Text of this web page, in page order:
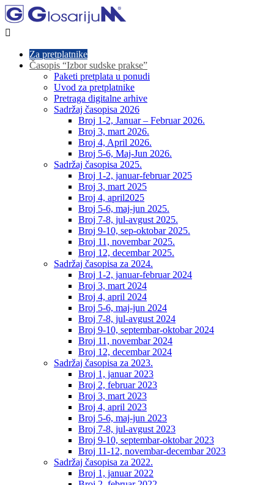

Za pretplatnike
Časopis “Izbor sudske prakse”
Paketi pretplata u ponudi
Uvod za pretplatnike
Pretraga digitalne arhive
Sadržaj časopisa 2026
Broj 1-2, Januar – Februar 2026.
Broj 3, mart 2026.
Broj 4, April 2026.
Broj 5-6, Maj-Jun 2026.
Sadržaj časopisa 2025.
Broj 1-2, januar-februar 2025
Broj 3, mart 2025
Broj 4, april2025
Broj 5-6, maj-jun 2025.
Broj 7-8, jul-avgust 2025.
Broj 9-10, sep-oktobar 2025.
Broj 11, novembar 2025.
Broj 12, decembar 2025.
Sadržaj časopisa za 2024.
Broj 1-2, januar-februar 2024
Broj 3, mart 2024
Broj 4, april 2024
Broj 5-6, maj-jun 2024
Broj 7-8, jul-avgust 2024
Broj 9-10, septembar-oktobar 2024
Broj 11, novembar 2024
Broj 12, decembar 2024
Sadržaj časopisa za 2023.
Broj 1, januar 2023
Broj 2, februar 2023
Broj 3, mart 2023
Broj 4, april 2023
Broj 5-6, maj-jun 2023
Broj 7-8, jul-avgust 2023
Broj 9-10, septembar-oktobar 2023
Broj 11-12, novembar-decembar 2023
Sadržaj časopisa za 2022.
Broj 1, januar 2022